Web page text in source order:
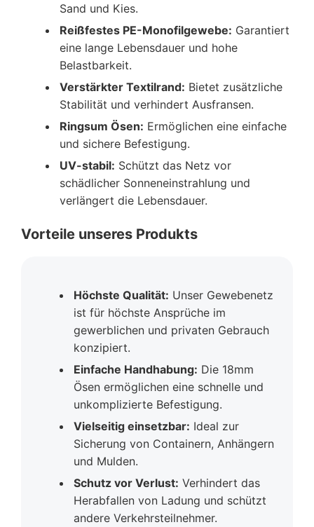
Sand und Kies.
Reißfestes PE-Monofilgewebe: Garantiert
eine lange Lebensdauer und hohe
Belastbarkeit.
Verstärkter Textilrand: Bietet zusätzliche
Stabilität und verhindert Ausfransen.
Ringsum Ösen: Ermöglichen eine einfache
und sichere Befestigung.
UV-stabil: Schützt das Netz vor
schädlicher Sonneneinstrahlung und
verlängert die Lebensdauer.
Vorteile unseres Produkts
Höchste Qualität: Unser Gewebenetz
ist für höchste Ansprüche im
gewerblichen und privaten Gebrauch
konzipiert.
Einfache Handhabung: Die 18mm
Ösen ermöglichen eine schnelle und
unkomplizierte Befestigung.
Vielseitig einsetzbar: Ideal zur
Sicherung von Containern, Anhängern
und Mulden.
Schutz vor Verlust: Verhindert das
Herabfallen von Ladung und schützt
andere Verkehrsteilnehmer.